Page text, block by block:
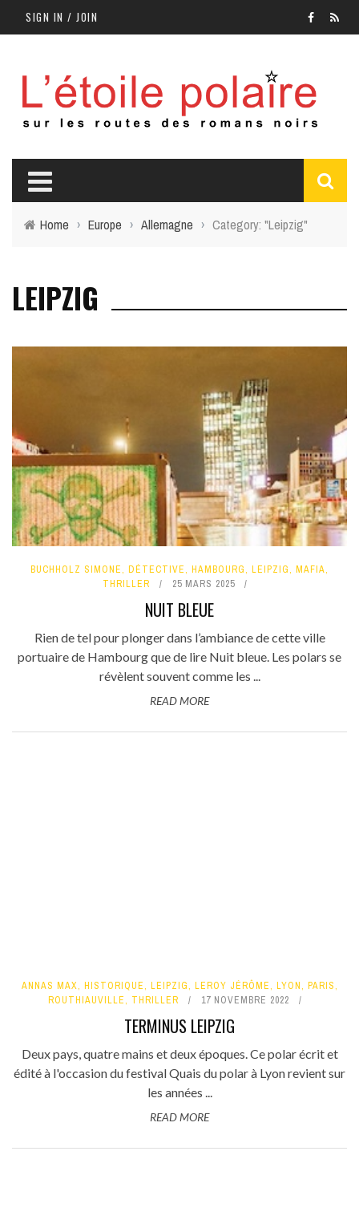
SIGN IN / JOIN
Home › Europe › Allemagne › Category: "Leipzig"
LEIPZIG
BUCHHOLZ SIMONE, DÉTECTIVE, HAMBOURG, LEIPZIG, MAFIA,
THRILLER
25 MARS 2025
NUIT BLEUE
Rien de tel pour plonger dans l’ambiance de cette ville
portuaire de Hambourg que de lire Nuit bleue. Les polars se
révèlent souvent comme les ...
READ MORE
ANNAS MAX, HISTORIQUE, LEIPZIG, LEROY JÉRÔME, LYON, PARIS,
ROUTHIAUVILLE, THRILLER 17 NOVEMBRE 2022
TERMINUS LEIPZIG
Deux pays, quatre mains et deux époques. Ce polar écrit et
édité à l'occasion du festival Quais du polar à Lyon revient sur
les années ...
READ MORE